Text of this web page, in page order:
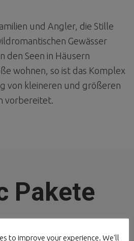
und Angler, die Stille
Gewässer
den Seen in Häusern
wohnen, so ist das Komplex
von kleineren und größeren
vorbereitet.
Pakete
to improve your experience. We'll